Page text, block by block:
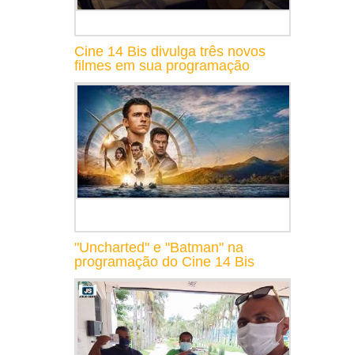
Cine 14 Bis divulga três novos
filmes em sua programação
"Uncharted" e "Batman" na
programação do Cine 14 Bis